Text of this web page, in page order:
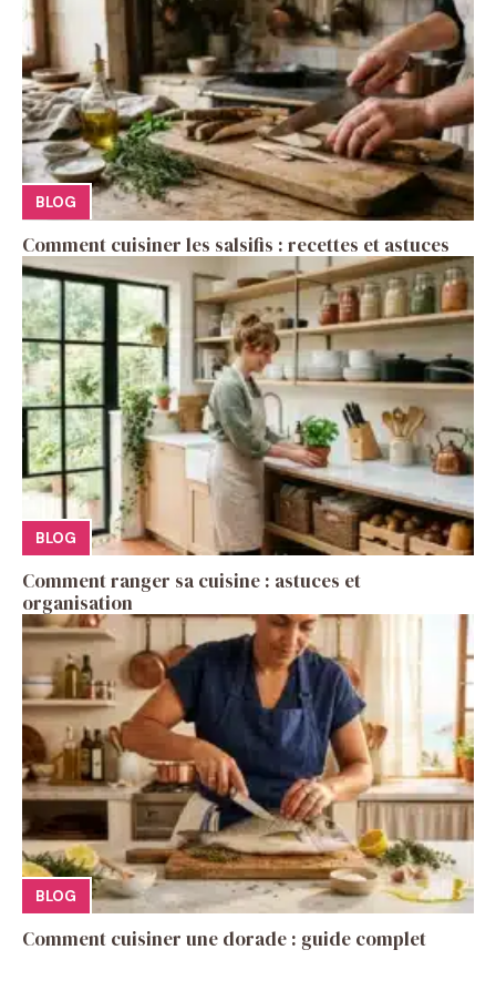
BLOG
Comment cuisiner les salsifis : recettes et astuces
BLOG
Comment ranger sa cuisine : astuces et
organisation
BLOG
Comment cuisiner une dorade : guide complet